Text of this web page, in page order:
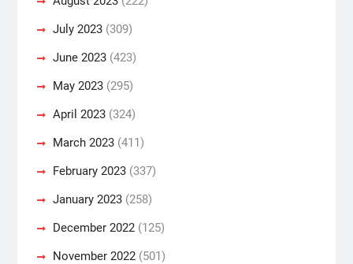
July 2023(309)
June 2023(423)
May 2023(295)
April 2023(324)
March 2023(411)
February 2023(337)
January 2023(258)
December 2022(125)
November 2022(501)